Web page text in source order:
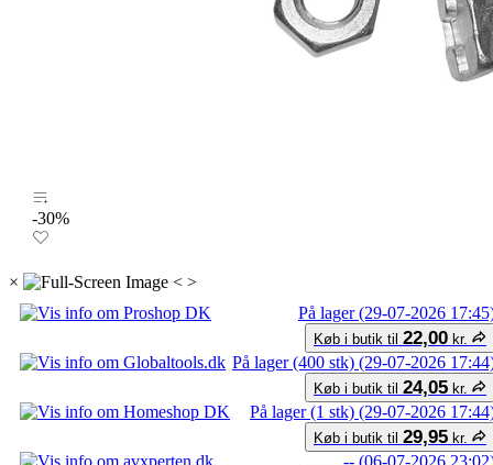
-30%
× < >
På lager (29-07-2026
Køb i butik til 22,00 kr.
På lager (400 stk) (29-07-2026
Køb i butik til 24,05 kr.
På lager (1 stk) (29-07-2026
Køb i butik til 29,95 kr.
-- (06-07-2026